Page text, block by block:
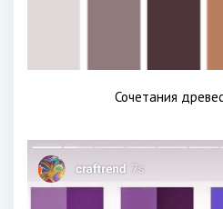
Сочетания